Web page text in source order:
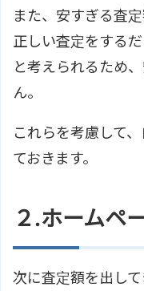
また、安すぎる査
正しい査定をする
と考えられるため
ん。
これらを考慮して
ておきます。
２.ホームペ
次に査定額を出し